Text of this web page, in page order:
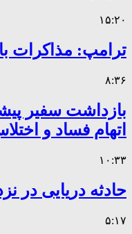
۱۵:۲۰
ترامپ: مذاکرات
۸:۳۶
بازداشت سفیر
اتهام فساد و
۱۰:۳۳
حادثه دریایی در
۵:۱۷